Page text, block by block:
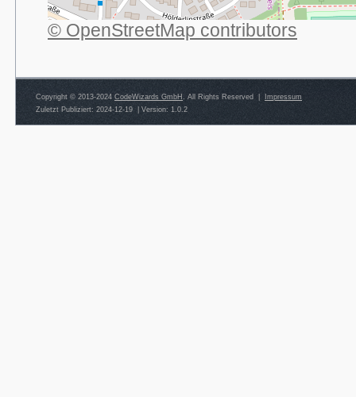
© OpenStreetMap contributors
Copyright © 2013-2024 CodeWizards GmbH . All Rights Reserved |
Impressum
Zuletzt Publiziert: 2024-12-19
Version: 1.0.2